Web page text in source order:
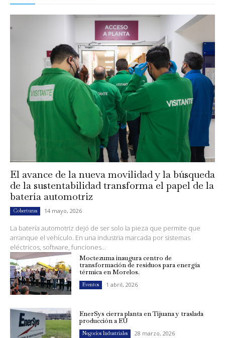
El avance de la nueva movilidad y la búsqueda
de la sustentabilidad transforma el papel de la
batería automotriz
Coberturas 14 mayo, 2026
La batería automotriz dejó de ser solo la pieza que permite que
arranque el vehículo. En una industria marcada por sistemas
eléctricos, software, funciones...
Moctezuma inaugura centro de
transformación de residuos para energía
térmica en Morelos.
Eventos 1 abril, 2026
EnerSys cierra planta en Tijuana y traslada
producción a EU
Negocios Industriales 28 marzo, 2026